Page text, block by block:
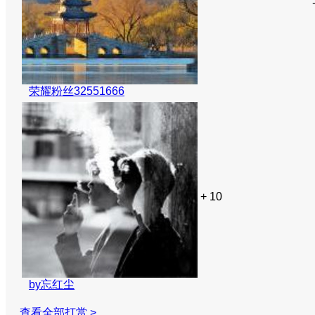
荣耀粉丝32551666
by忘红尘
+ 10
查看全部打赏 >